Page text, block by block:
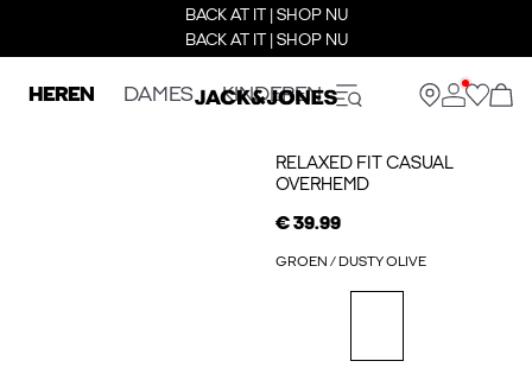
BACK AT IT | SHOP NU
BACK AT IT | SHOP NU
HEREN DAMES KINDEREN
RELAXED FIT CASUAL
OVERHEMD
€ 39.99
GROEN / DUSTY OLIVE